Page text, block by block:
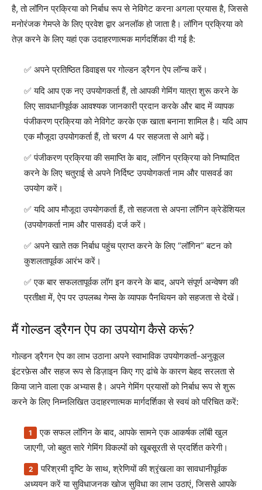
है, तो लॉगिन प्रक्रिया को निर्बाध रूप से नेविगेट करना अगला प्रयास है, जिससे
मनोरंजक गेमप्ले के लिए प्रवेश द्वार अनलॉक हो जाता है। लॉगिन प्रक्रिया को
तेज़ करने के लिए यहां एक उदाहरणात्मक मार्गदर्शिका दी गई है:
अपने प्रतिष्ठित डिवाइस पर गोल्डन ड्रैगन ऐप लॉन्च करें।
यदि आप एक नए उपयोगकर्ता हैं, तो आपकी गेमिंग यात्रा शुरू करने के
लिए सावधानीपूर्वक आवश्यक जानकारी प्रदान करके और बाद में व्यापक
पंजीकरण प्रक्रिया को नेविगेट करके एक खाता बनाना शामिल है। यदि आप
एक मौजूदा उपयोगकर्ता हैं, तो चरण 4 पर सहजता से आगे बढ़ें।
पंजीकरण प्रक्रिया की समाप्ति के बाद, लॉगिन प्रक्रिया को निष्पादित
करने के लिए चतुराई से अपने निर्दिष्ट उपयोगकर्ता नाम और पासवर्ड का
उपयोग करें।
यदि आप मौजूदा उपयोगकर्ता हैं, तो सहजता से अपना लॉगिन क्रेडेंशियल
(उपयोगकर्ता नाम और पासवर्ड) दर्ज करें।
अपने खाते तक निर्बाध पहुंच प्राप्त करने के लिए “लॉगिन” बटन को
कुशलतापूर्वक आरंभ करें।
एक बार सफलतापूर्वक लॉग इन करने के बाद, अपने संपूर्ण अन्वेषण की
प्रतीक्षा में, ऐप पर उपलब्ध गेम्स के व्यापक पैनथियन को सहजता से देखें।
मैं गोल्डन ड्रैगन ऐप का उपयोग कैसे करूं?
गोल्डन ड्रैगन ऐप का लाभ उठाना अपने स्वाभाविक उपयोगकर्ता-अनुकूल
इंटरफ़ेस और सहज रूप से डिज़ाइन किए गए ढांचे के कारण बेहद सरलता से
किया जाने वाला एक अभ्यास है। अपने गेमिंग प्रयासों को निर्बाध रूप से शुरू
करने के लिए निम्नलिखित उदाहरणात्मक मार्गदर्शिका से स्वयं को परिचित करें:
एक सफल लॉगिन के बाद, आपके सामने एक आकर्षक लॉबी खुल
जाएगी, जो बहुत सारे गेमिंग विकल्पों को खूबसूरती से प्रदर्शित करेगी।
परिश्रमी दृष्टि के साथ, श्रेणियों की श्रृंखला का सावधानीपूर्वक
अध्ययन करें या सुविधाजनक खोज सुविधा का लाभ उठाएं, जिससे आपके